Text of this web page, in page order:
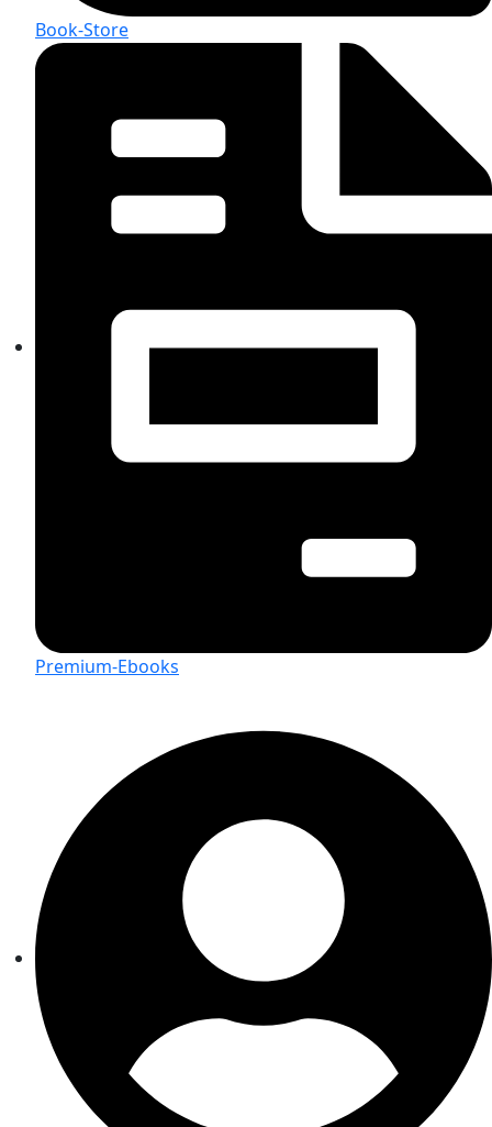
Book-Store
Premium-Ebooks